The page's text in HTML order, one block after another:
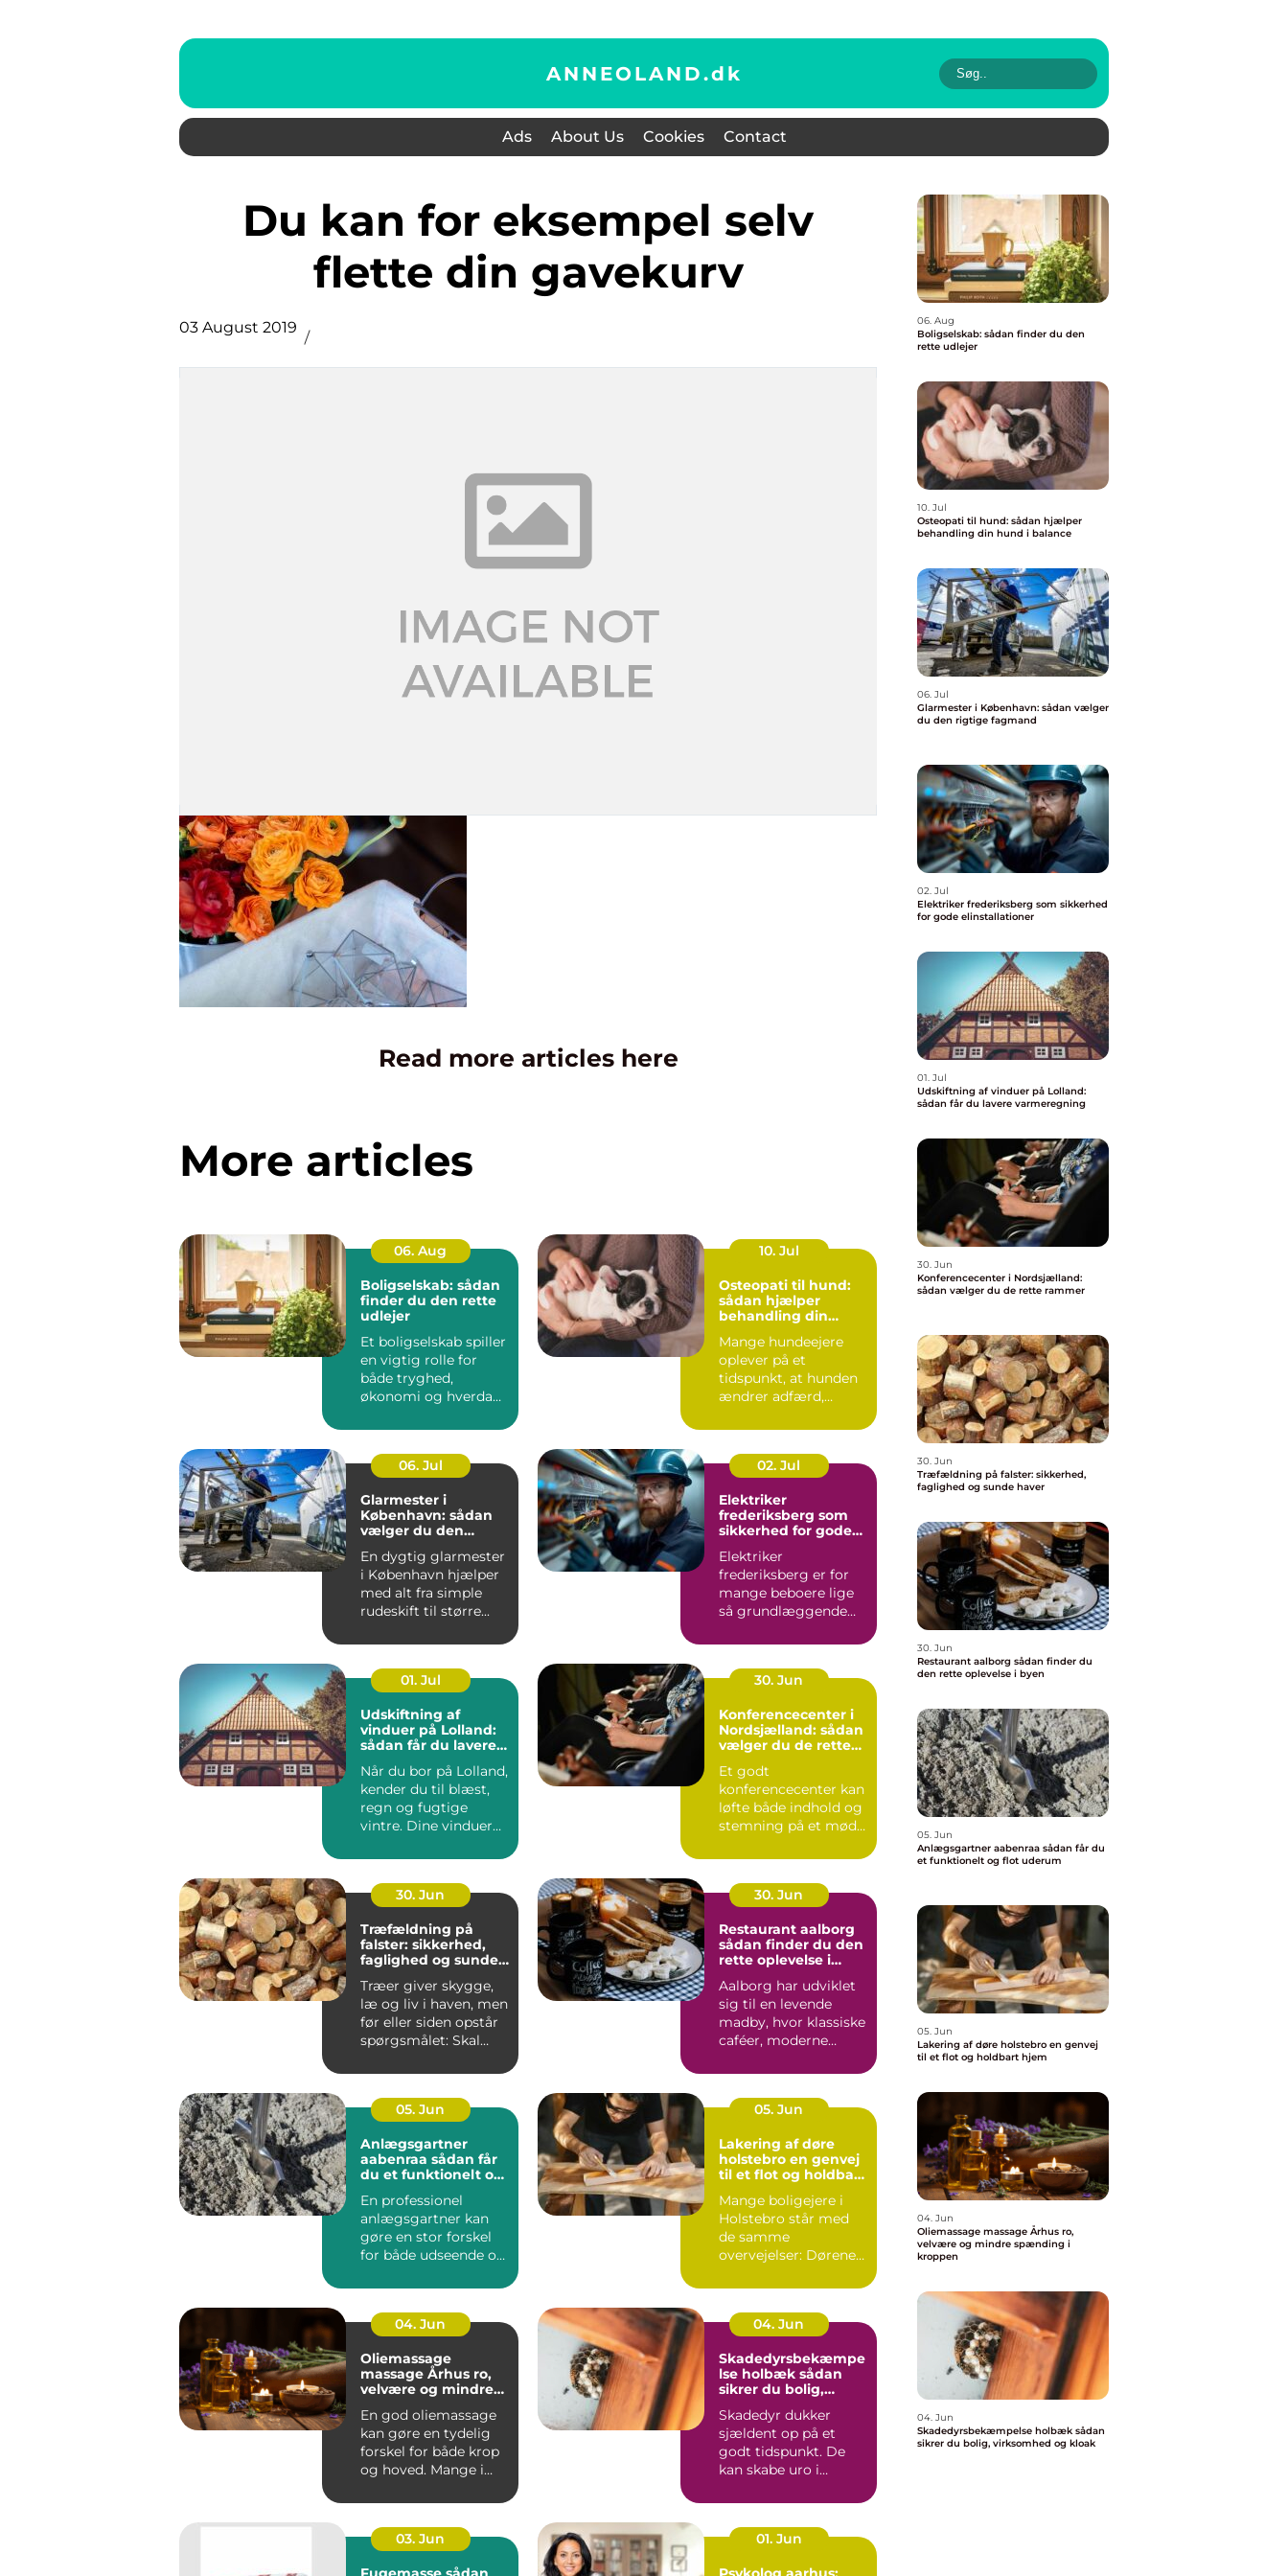
ANNEOLAND.dk
Ads About Us Cookies Contact
Du kan for eksempel selv
flette din gavekurv
03 August 2019
Read more articles here
More articles
06. Aug
Boligselskab: sådan
finder du den rette
udlejer
Et boligselskab spiller
en vigtig rolle for
både tryghed,
økonomi og hverdag,
10. Jul
Osteopati til hund:
sådan hjælper
behandling din
Mange hundeejere
oplever på et
tidspunkt, at hunden
ændrer adfærd,
06. Jul
Glarmester i
København: sådan
vælger du den
En dygtig glarmester
i København hjælper
med alt fra simple
rudeskift til større...
02. Jul
Elektriker
frederiksberg som
sikkerhed for gode
Elektriker
frederiksberg er for
mange beboere lige
så grundlæggende
varmekilder og...
01. Jul
Udskiftning af
vinduer på Lolland:
sådan får du lavere
Når du bor på Lolland,
kender du til blæst,
regn og fugtige
vintre. Dine vinduer
30. Jun
Konferencecenter i
Nordsjælland: sådan
vælger du de rette
Et godt
konferencecenter kan
løfte både indhold og
stemning på et møde.
30. Jun
Træfældning på
falster: sikkerhed,
faglighed og sunde
Træer giver skygge,
læ og liv i haven, men
før eller siden opstår
spørgsmålet: Skal
30. Jun
Restaurant aalborg
sådan finder du den
rette oplevelse i
Aalborg har udviklet
sig til en levende
madby, hvor klassiske
caféer, moderne
specialise...
05. Jun
Anlægsgartner
aabenraa sådan får
du et funktionelt og
En professionel
anlægsgartner kan
gøre en stor forskel
for både udseende og
Mange ...
05. Jun
Lakering af døre
holstebro en genvej
til et flot og holdbart
Mange boligejere i
Holstebro står med
de samme
overvejelser: Dørene
umoderne, o...
04. Jun
Oliemassage
massage Århus ro,
velvære og mindre
En god oliemassage
kan gøre en tydelig
forskel for både krop
og hoved. Mange i
massage ...
04. Jun
Skadedyrsbekæmpe
lse holbæk sådan
sikrer du bolig,
Skadedyr dukker
sjældent op på et
godt tidspunkt. De
kan skabe uro i
skader på ...
03. Jun
01. Jun
06. Aug
Boligselskab: sådan finder du den
rette udlejer
10. Jul
Osteopati til hund: sådan hjælper
behandling din hund i balance
06. Jul
Glarmester i København: sådan vælger
du den rigtige fagmand
02. Jul
Elektriker frederiksberg som sikkerhed
for gode elinstallationer
01. Jul
Udskiftning af vinduer på Lolland:
sådan får du lavere varmeregning
30. Jun
Konferencecenter i Nordsjælland:
sådan vælger du de rette rammer
30. Jun
Træfældning på falster: sikkerhed,
faglighed og sunde haver
30. Jun
Restaurant aalborg sådan finder du
den rette oplevelse i byen
05. Jun
Anlægsgartner aabenraa sådan får du
et funktionelt og flot uderum
05. Jun
Lakering af døre holstebro en genvej
til et flot og holdbart hjem
04. Jun
Oliemassage massage Århus ro,
velvære og mindre spænding i
kroppen
04. Jun
Skadedyrsbekæmpelse holbæk sådan
sikrer du bolig, virksomhed og kloak